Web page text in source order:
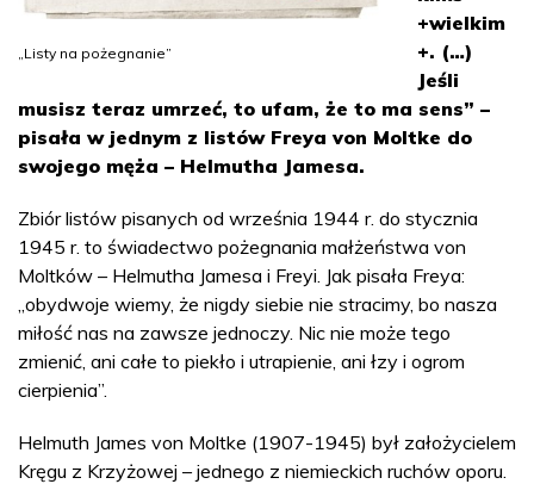
„Listy na pożegnanie”
+wielkim
+. (…)
Jeśli
musisz teraz umrzeć, to ufam, że to ma sens” –
pisała w jednym z listów Freya von Moltke do
swojego męża – Helmutha Jamesa.
Zbiór listów pisanych od września 1944 r. do stycznia
1945 r. to świadectwo pożegnania małżeństwa von
Moltków – Helmutha Jamesa i Freyi. Jak pisała Freya:
„obydwoje wiemy, że nigdy siebie nie stracimy, bo nasza
miłość nas na zawsze jednoczy. Nic nie może tego
zmienić, ani całe to piekło i utrapienie, ani łzy i ogrom
cierpienia”.
Helmuth James von Moltke (1907-1945) był założycielem
Kręgu z Krzyżowej – jednego z niemieckich ruchów oporu.